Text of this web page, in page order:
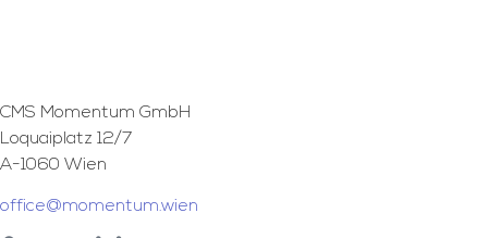
CMS Momentum GmbH
Loquaiplatz 12/7
A-1060 Wien
office@momentum.wien